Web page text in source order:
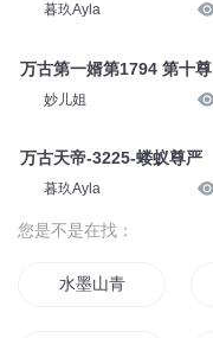
暮玖Ayla
万古第一婿第1794 第十尊
妙儿姐
万古天帝-3225-蝼蚁尊严
暮玖Ayla
您是不是在找：
水墨山青